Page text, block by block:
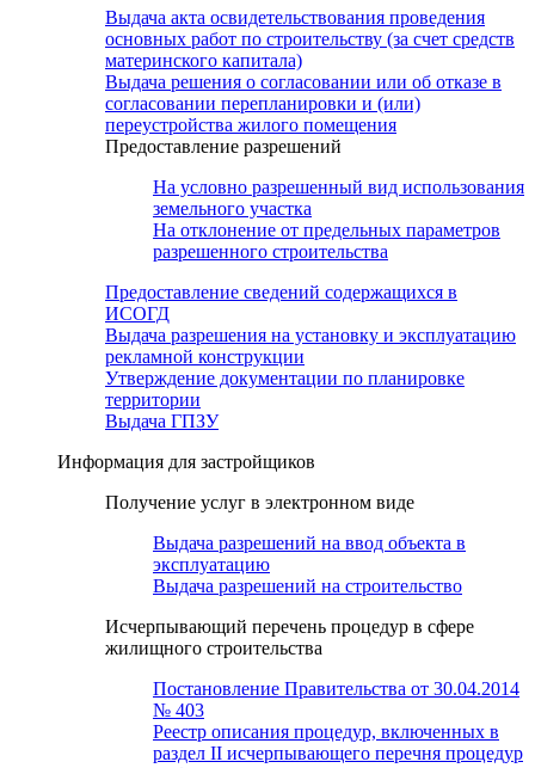
Выдача акта освидетельствования проведения
основных работ по строительству (за счет средств
материнского капитала)
Выдача решения о согласовании или об отказе в
согласовании перепланировки и (или)
переустройства жилого помещения
Предоставление разрешений
На условно разрешенный вид использования
земельного участка
На отклонение от предельных параметров
разрешенного строительства
Предоставление сведений содержащихся в
ИСОГД
Выдача разрешения на установку и эксплуатацию
рекламной конструкции
Утверждение документации по планировке
территории
Выдача ГПЗУ
Информация для застройщиков
Получение услуг в электронном виде
Выдача разрешений на ввод объекта в
эксплуатацию
Выдача разрешений на строительство
Исчерпывающий перечень процедур в сфере
жилищного строительства
Постановление Правительства от 30.04.2014
№ 403
Реестр описания процедур, включенных в
раздел II исчерпывающего перечня процедур